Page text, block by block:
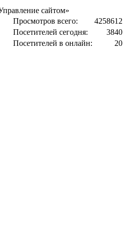
сайтом»
Просмотров всего:
4258612
Посетителей сегодня:
3840
Посетителей в онлайн:
20